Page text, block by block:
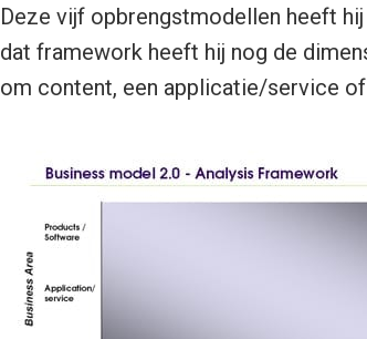
Deze vijf opbrengstmodellen heeft
dat framework heeft hij nog de
om content, een applicatie/service